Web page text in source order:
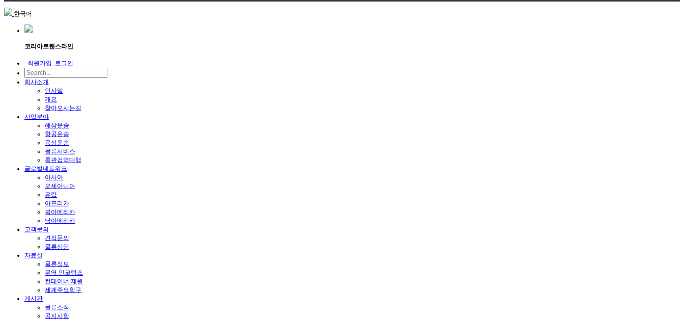
한국어
코리아트랜스라인
회원가입 로그인
회사소개
인사말
개요
찾아오시는길
사업분야
해상운송
항공운송
육상운송
물류서비스
통관검역대행
글로벌네트워크
아시아
오세아니아
유럽
아프리카
북아메리카
남아메리카
고객문의
견적문의
물류상담
자료실
물류정보
무역 인코텀즈
컨테이너 제원
세계주요항구
게시판
물류소식
공지사항